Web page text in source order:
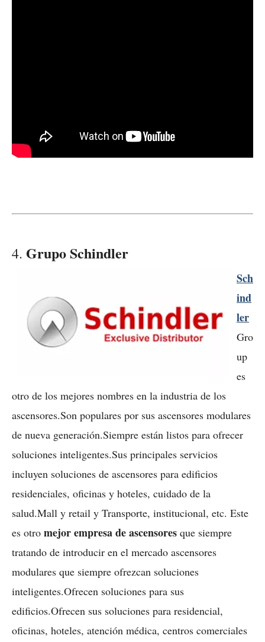
4. Grupo Schindler
Sch
ind
ler
Gro
up
es
otro de los mejores nombres en la industria de los
ascensores.Son populares por sus ascensores modulares
de nueva generación.Siempre están listos para ofrecer
soluciones inteligentes.Sus principales servicios
incluyen soluciones de ascensores para edificios
residenciales, oficinas y hoteles, cuidado de la
salud.Mall y retail y Transporte, institucional, etc. Este
es otro mejor empresa de ascensores que siempre
tratando de introducir en el mercado ascensores
modulares que siempre ofrezcan soluciones
inteligentes.Ofrecen soluciones para sus
edificios.Ofrecen sus soluciones para residencial,
oficinas, hoteles, atención médica, centros comerciales